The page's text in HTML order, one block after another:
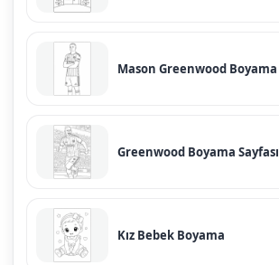
Mason Greenwood Boyama
Greenwood Boyama Sayfası
Kız Bebek Boyama